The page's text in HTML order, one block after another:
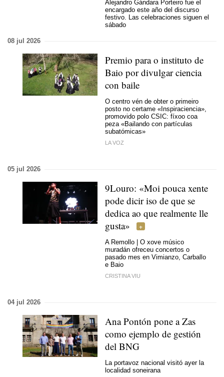
Alejandro Gándara Porteiro fue el
encargado este año del discurso
festivo. Las celebraciones siguen el
sábado
08 jul 2026
Premio para o instituto de
Baio por divulgar ciencia
con baile
O centro vén de obter o primeiro
posto no certame «Inspiraciencia»,
promovido polo CSIC: fíxoo coa
peza «Bailando con partículas
subatómicas»
LA VOZ
05 jul 2026
9Louro: «Moi pouca xente
pode dicir iso de que se
dedica ao que realmente lle
gusta»
A Remollo | O xove músico
muradán ofreceu concertos o
pasado mes en Vimianzo, Carballo
e Baio
CRISTINA VIU
04 jul 2026
Ana Pontón pone a Zas
como ejemplo de gestión
del BNG
La portavoz nacional visitó ayer la
localidad soneirana